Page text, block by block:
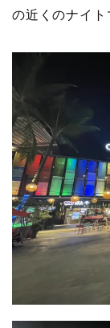
の近くのナイト